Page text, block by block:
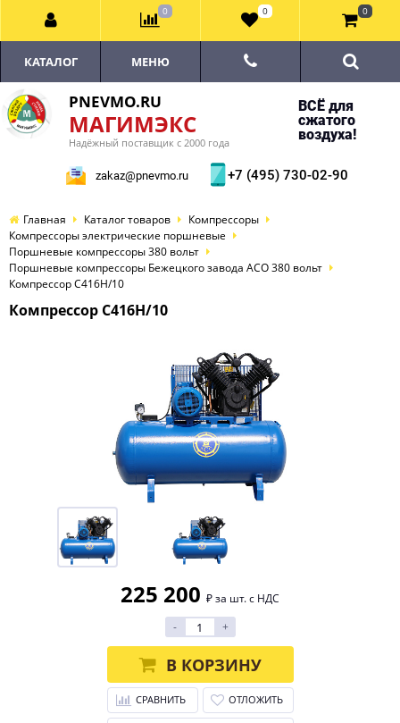
PNEVMO.RU
МАГИМЭКС
Надёжный поставщик с 2000 года
ВСЁ для
сжатого
воздуха!
zakaz@pnevmo.ru +7 (495) 730-02-90
КАТАЛОГ МЕНЮ
Главная Каталог товаров
Компрессоры
Компрессоры электрические поршневые
Поршневые компрессоры 380 вольт
Поршневые компрессоры Бежецкого завода АСО 380 вольт
Компрессор С416Н/10
Компрессор С416Н/10
225 200 ₽ за шт. с НДС
-
+
В КОРЗИНУ
СРАВНИТЬ ОТЛОЖИТЬ
0 0 0